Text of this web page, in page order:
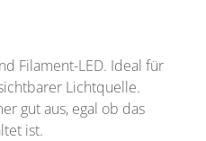
Filament-LED. Ideal für
Lichtquelle.
gut aus, egal ob das
ist.